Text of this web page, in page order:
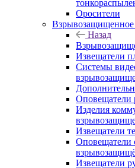
Оросители
Взрывозащищенное
Назад
Извещатели
Системы
Оповещатели
Изделия
Извещатели
Оповещатели
Извещатели